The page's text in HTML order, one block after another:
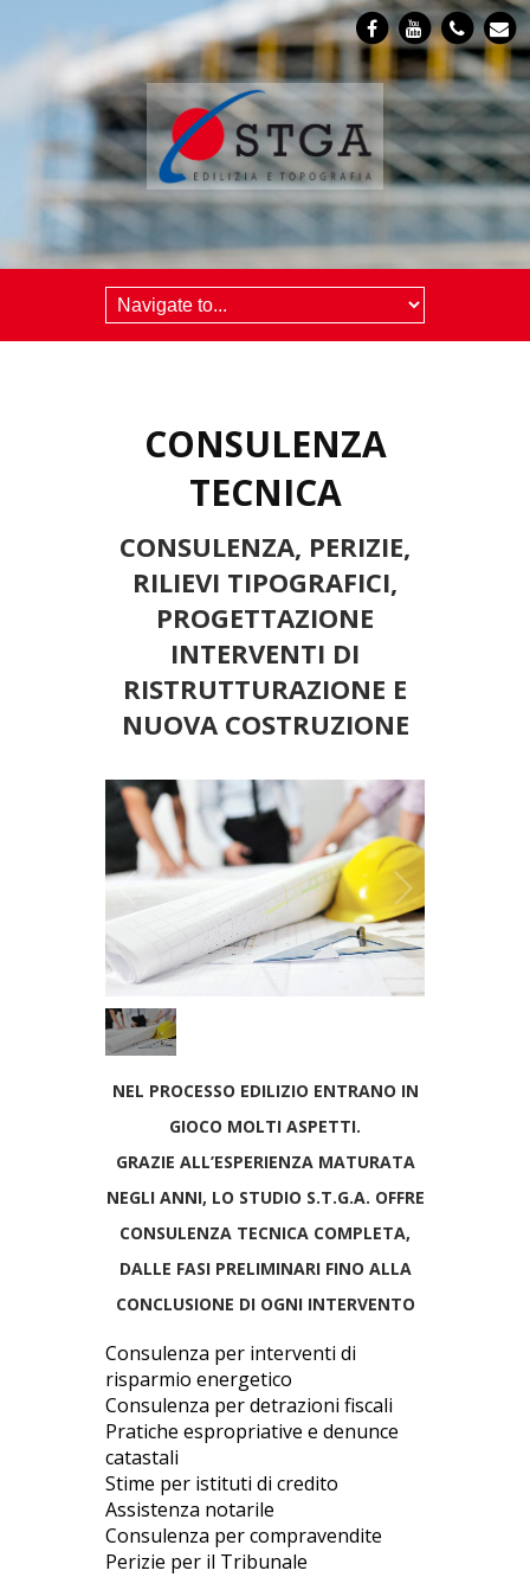
CONSULENZA
TECNICA
CONSULENZA, PERIZIE,
RILIEVI TIPOGRAFICI,
PROGETTAZIONE
INTERVENTI DI
RISTRUTTURAZIONE E
NUOVA COSTRUZIONE
1 1
NEL PROCESSO EDILIZIO ENTRANO IN
GIOCO MOLTI ASPETTI.
GRAZIE ALL’ESPERIENZA MATURATA
NEGLI ANNI, LO STUDIO S.T.G.A. OFFRE
CONSULENZA TECNICA COMPLETA,
DALLE FASI PRELIMINARI FINO ALLA
CONCLUSIONE DI OGNI INTERVENTO
Consulenza per interventi di
risparmio energetico
Consulenza per detrazioni fiscali
Pratiche espropriative e denunce
catastali
Stime per istituti di credito
Assistenza notarile
Consulenza per compravendite
Perizie per il Tribunale